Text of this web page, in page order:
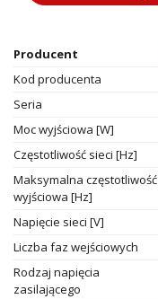
Producent
Kod producenta
Seria
Moc wyjściowa [W]
Częstotliwość sieci [Hz]
Maksymalna częstotliwość
wyjściowa [Hz]
Napięcie sieci [V]
Liczba faz wejściowych
Rodzaj napięcia
zasilającego